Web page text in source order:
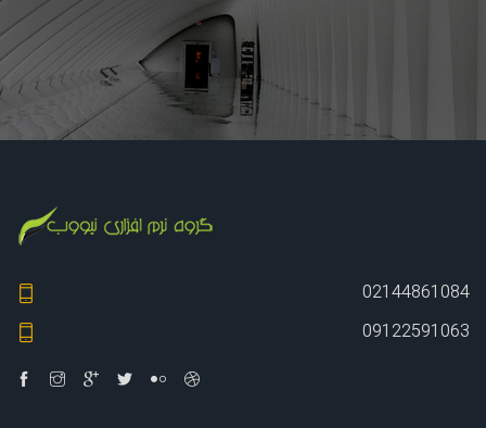
02144861084
09122591063